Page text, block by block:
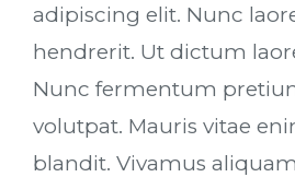
adipiscing elit. Nunc
hendrerit. Ut dictum
Nunc fermentum
volutpat. Mauris vitae
blandit. Vivamus